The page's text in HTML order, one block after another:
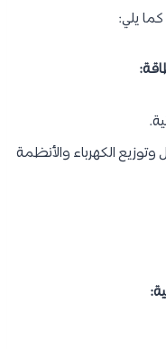
الكهرباء والأنظمة